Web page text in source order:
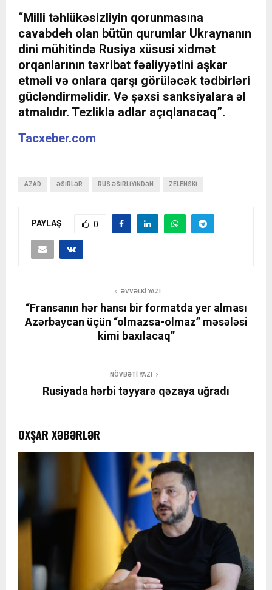
“Milli təhlükəsizliyin qorunmasına
cavabdeh olan bütün qurumlar Ukraynanın
dini mühitində Rusiya xüsusi xidmət
orqanlarının təxribat fəaliyyətini aşkar
etməli və onlara qarşı görüləcək tədbirləri
gücləndirməlidir. Və şəxsi sanksiyalara əl
atmalıdır. Tezliklə adlar açıqlanacaq”.
Tacxeber.com
AZAD ƏSIRLƏR RUS ƏSIRLIYINDƏN ZELENSKI
PAYLAŞ 0
ƏVVƏLKI YAZI
“Fransanın hər hansı bir formatda yer alması
Azərbaycan üçün “olmazsa-olmaz” məsələsi
kimi baxılacaq”
NÖVBƏTI YAZI
Rusiyada hərbi təyyarə qəzaya uğradı
OXŞAR XƏBƏRLƏR